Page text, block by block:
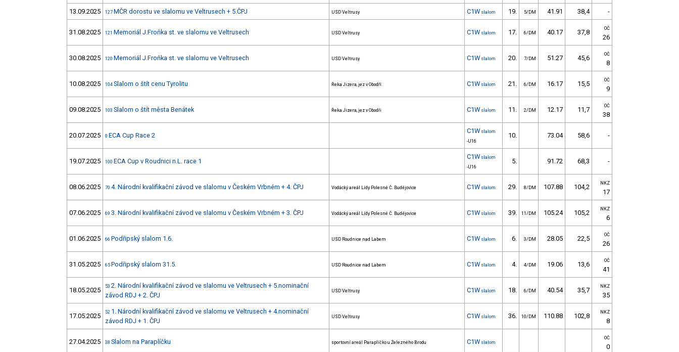
13.09.2025 127 MČR dorostu ve slalomu ve Veltrusech + 5.ČPJ USD Veltrusy C1W slalom 19. 5/DM 41.91 38,4 -
31.08.2025 121 Memoriál J.Froňka st. ve slalomu ve Veltrusech USD Veltrusy C1W slalom 17. 6/DM 40.17 37,8 OČ
26
30.08.2025 120 Memoriál J.Froňka st. ve slalomu ve Veltrusech USD Veltrusy C1W slalom 20. 7/DM 51.27 45,6 OČ
8
10.08.2025 104 Slalom o štít cenu Tyrolitu Řeka Jizera, jez v Obodři. C1W slalom 21. 6/DM 16.17 15,5 OČ
9
09.08.2025 103 Slalom o štít města Benátek Řeka Jizera, jez v Obodři C1W slalom 11. 2/DM 12.17 11,7 OČ
38
20.07.2025 0 ECA Cup Race 2
C1W slalom
-U16
10. 73.04 58,6 -
19.07.2025 100 ECA Cup v Roudnici n.L. race 1
C1W slalom
-U16
5. 91.72 68,3 -
08.06.2025 70 4. Národní kvalifikační závod ve slalomu v Českém Vrbném + 4. ČPJ Vodácký areál Lídy Polesné Č. Budějovice C1W slalom 29. 8/DM 107.88 104,2 NKZ
17
07.06.2025 69 3. Národní kvalifikační závod ve slalomu v Českém Vrbném + 3. ČPJ Vodácký areál Lídy Polesné Č. Budějovice C1W slalom 39. 11/DM 105.24 105,2 NKZ
6
01.06.2025 66 Podřipský slalom 1.6. USD Roudnice nad Labem C1W slalom 6. 3/DM 28.05 22,5 OČ
26
31.05.2025 65 Podřipský slalom 31.5. USD Roudnice nad Labem C1W slalom 4. 4/DM 19.06 13,6 OČ
41
18.05.2025 53 2. Národní kvalifikační závod ve slalomu ve Veltrusech + 5.nominační
závod RDJ + 2. ČPJ
USD Veltrusy C1W slalom 18. 6/DM 40.54 35,7 NKZ
35
17.05.2025 52 1. Národní kvalifikační závod ve slalomu ve Veltrusech + 4.nominační
závod RDJ + 1. ČPJ
USD Veltrusy C1W slalom 36. 10/DM 110.88 102,8 NKZ
8
27.04.2025 38 Slalom na Paraplíčku sportovní areál Paraplíčko u Železného Brodu C1W slalom
OČ
0